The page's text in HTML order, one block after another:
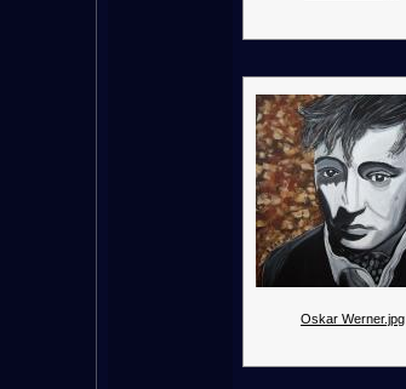
Oskar Werner.jpg